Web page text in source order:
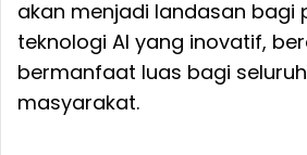
akan menjadi landasan bagi
teknologi AI yang inovatif,
bermanfaat luas bagi
masyarakat.